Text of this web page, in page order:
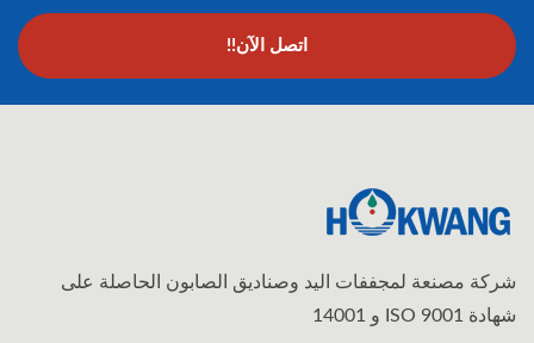
اتصل الآن!!
شركة مصنعة لمجففات اليد وصناديق الصابون الحاصلة على
شهادة ISO 9001 و 14001